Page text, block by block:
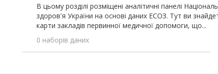
В цьому розділі розміщені аналітичні панелі
здоров'я України на основі даних ЕСОЗ. Тут ви
карти закладів первинної медичної допомоги, що...
0 наборів даних